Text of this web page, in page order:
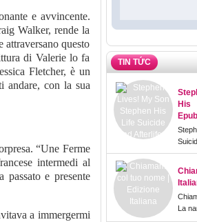
e avvincente.
Walker, rende la
attraversano questo
di Valerie lo fa
Fletcher, è un
andare, con la sua
“Une Ferme
intermedi al
e presente
a immergermi
TIN TỨC
His
Epub
La